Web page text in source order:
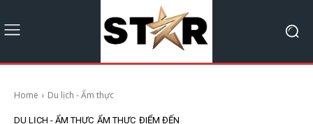
Home Du lịch - Ẩm thực
DU LỊCH - ẨM THỰC ẨM THỰC ĐIỂM ĐẾN